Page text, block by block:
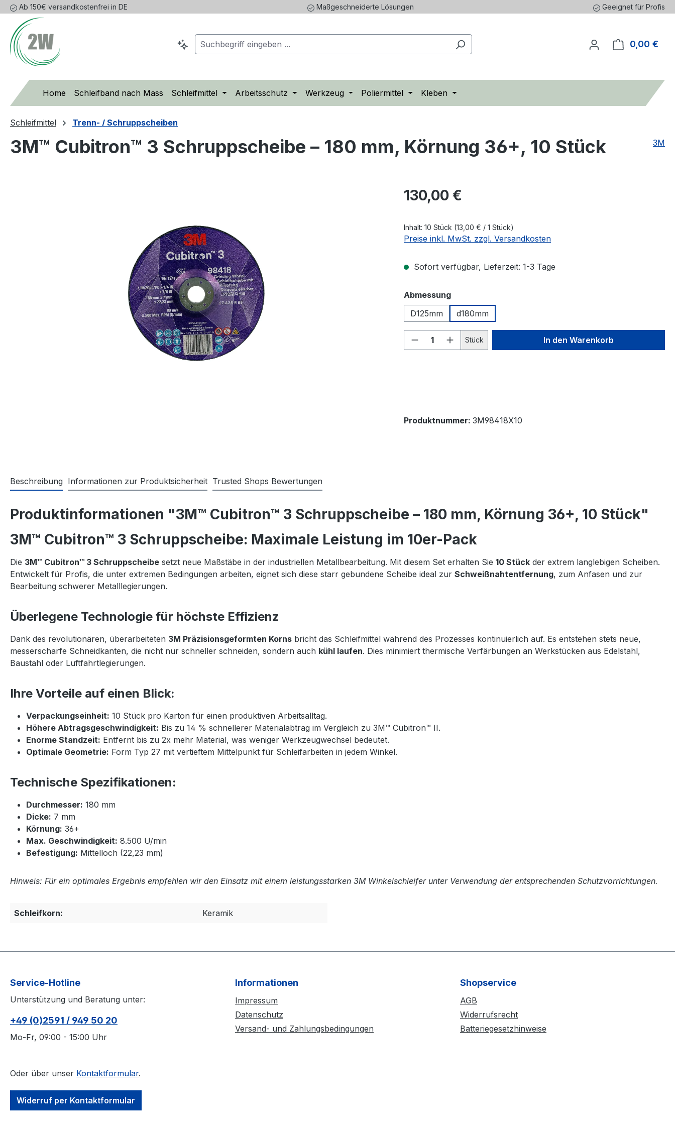
Hauptinhalt springen
Zur Suche springen
Zur Hauptnavigation springen
Ab 150€ versandkostenfrei in DE Maßgeschneiderte Lösungen Geeignet für Profis
0,00 €
Home Schleifband nach Mass Schleifmittel Arbeitsschutz Werkzeug Poliermittel Kleben
Schleifmittel Trenn- / Schruppscheiben
3M™ Cubitron™ 3 Schruppscheibe – 180 mm, Körnung 36+, 10 Stück 3M
Regulärer Preis:
130,00 €
Inhalt: 10 Stück (13,00 € / 1 Stück)
Preise inkl. MwSt. zzgl. Versandkosten
Sofort verfügbar, Lieferzeit: 1-3 Tage
Abmessungauswählen
D125mm
d180mm
Produkt Anzahl: Gib den gewünschten Wert
Stück In den Warenkorb
Produktnummer: 3M98418X10
Beschreibung Informationen zur Produktsicherheit Trusted Shops Bewertungen
Produktinformationen "3M™ Cubitron™ 3 Schruppscheibe – 180 mm, Körnung 36+, 10 Stück"
3M™ Cubitron™ 3 Schruppscheibe: Maximale Leistung im 10er-Pack
Die 3M™ Cubitron™ 3 Schruppscheibe setzt neue Maßstäbe in der industriellen Metallbearbeitung. Mit diesem Set erhalten Sie 10 Stück der extrem langlebigen Scheiben.
Entwickelt für Profis, die unter extremen Bedingungen arbeiten, eignet sich diese starr gebundene Scheibe ideal zur Schweißnahtentfernung, zum Anfasen und zur
Bearbeitung schwerer Metalllegierungen.
Überlegene Technologie für höchste Effizienz
Dank des revolutionären, überarbeiteten 3M Präzisionsgeformten Korns bricht das Schleifmittel während des Prozesses kontinuierlich auf. Es entstehen stets neue,
messerscharfe Schneidkanten, die nicht nur schneller schneiden, sondern auch kühl laufen. Dies minimiert thermische Verfärbungen an Werkstücken aus Edelstahl,
Baustahl oder Luftfahrtlegierungen.
Ihre Vorteile auf einen Blick:
Verpackungseinheit: 10 Stück pro Karton für einen produktiven Arbeitsalltag.
Höhere Abtragsgeschwindigkeit: Bis zu 14 % schnellerer Materialabtrag im Vergleich zu 3M™ Cubitron™ II.
Enorme Standzeit: Entfernt bis zu 2x mehr Material, was weniger Werkzeugwechsel bedeutet.
Optimale Geometrie: Form Typ 27 mit vertieftem Mittelpunkt für Schleifarbeiten in jedem Winkel.
Technische Spezifikationen:
Durchmesser: 180 mm
Dicke: 7 mm
Körnung: 36+
Max. Geschwindigkeit: 8.500 U/min
Befestigung: Mittelloch (22,23 mm)
Hinweis: Für ein optimales Ergebnis empfehlen wir den Einsatz mit einem leistungsstarken 3M Winkelschleifer unter Verwendung der entsprechenden Schutzvorrichtungen.
Schleifkorn: Keramik
Service-Hotline
Unterstützung und Beratung unter:
+49 (0)2591 / 949 50 20
Mo-Fr, 09:00 - 15:00 Uhr
Oder über unser Kontaktformular.
Widerruf per Kontaktformular
Informationen
Impressum
Datenschutz
Versand- und Zahlungsbedingungen
Shopservice
AGB
Widerrufsrecht
Batteriegesetzhinweise